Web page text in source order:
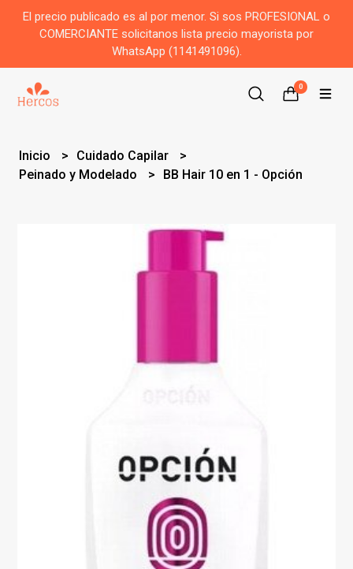
El precio publicado es al por menor. Si sos PROFESIONAL o
COMERCIANTE solicitanos lista precio mayorista por
WhatsApp (1141491096).
0
Inicio
Cuidado Capilar
Peinado y Modelado
BB Hair 10 en 1 - Opción